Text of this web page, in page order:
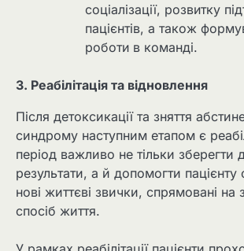
соціалізації, розвитку
пацієнтів, а також
роботи в команді.
3. Реабілітація та відновлення
Після детоксикації та зняття
синдрому наступним етапом є
період важливо не тільки зберегти
результати, а й допомогти
нові життєві звички, спрямовані на
спосіб життя.